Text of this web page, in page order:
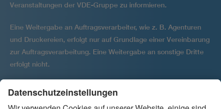
Veranstaltungen der VDE-Gruppe zu informieren.
Eine Weitergabe an Auftragsverarbeiter, wie z. B. Agenturen
und Druckereien, erfolgt nur auf Grundlage einer Vereinbarung
zur Auftragsver­arbeitung. Eine Weitergabe an sonstige Dritte
erfolgt nicht.
an
.